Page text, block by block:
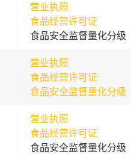
营业执照
食品经营许可证
食品安全监督量化分级
营业执照
食品经营许可证
食品安全监督量化分级
营业执照
食品经营许可证
食品安全监督量化分级